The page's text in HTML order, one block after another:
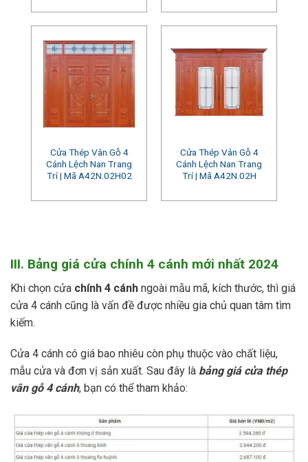
Cửa Thép Vân Gỗ 4
Cánh Lệch Nan Trang
Trí | Mã A42N.02H02
Cửa Thép Vân Gỗ 4
Cánh Lệch Nan Trang
Trí | Mã A42N.02H
III. Bảng giá cửa chính 4 cánh mới nhất 2024
Khi chọn cửa chính 4 cánh ngoài mẫu mã, kích thước, thì giá
cửa 4 cánh cũng là vấn đề được nhiều gia chủ quan tâm tìm
kiếm.
Cửa 4 cánh có giá bao nhiêu còn phụ thuộc vào chất liệu,
mẫu cửa và đơn vị sản xuất. Sau đây là bảng giá cửa thép
vân gỗ 4 cánh, bạn có thể tham khảo: